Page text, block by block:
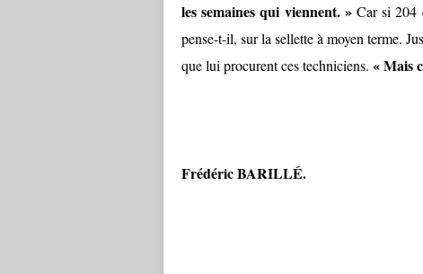
les semaines qui viennent. »Car si 204
pense-t-il, sur la sellette à moyen terme.
que lui procurent ces techniciens. « Mais
Frédéric BARILLÉ.